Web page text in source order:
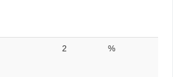
2 %